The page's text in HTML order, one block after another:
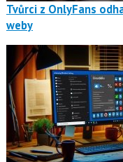
Tvůrci z OnlyFans
weby